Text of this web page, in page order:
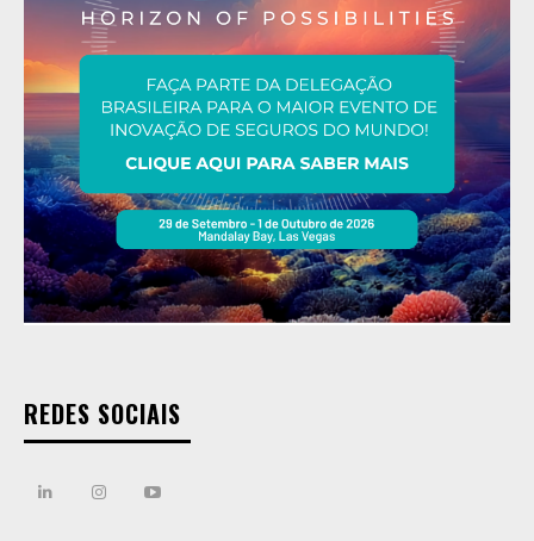
REDES SOCIAIS